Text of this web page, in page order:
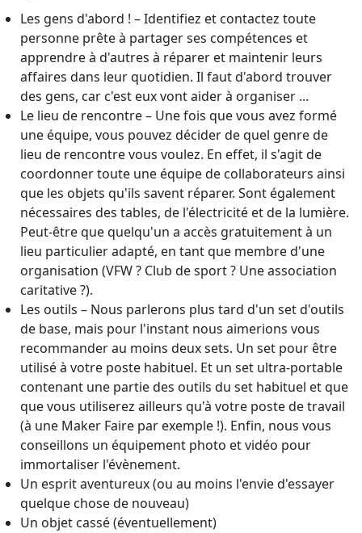
Les gens d'abord ! – Identifiez et contactez toute
personne prête à partager ses compétences et
apprendre à d'autres à réparer et maintenir leurs
affaires dans leur quotidien. Il faut d'abord trouver
des gens, car c'est eux vont aider à organiser ...
Le lieu de rencontre – Une fois que vous avez formé
une équipe, vous pouvez décider de quel genre de
lieu de rencontre vous voulez. En effet, il s'agit de
coordonner toute une équipe de collaborateurs ainsi
que les objets qu'ils savent réparer. Sont également
nécessaires des tables, de l'électricité et de la lumière.
Peut-être que quelqu'un a accès gratuitement à un
lieu particulier adapté, en tant que membre d'une
organisation (VFW ? Club de sport ? Une association
caritative ?).
Les outils – Nous parlerons plus tard d'un set d'outils
de base, mais pour l'instant nous aimerions vous
recommander au moins deux sets. Un set pour être
utilisé à votre poste habituel. Et un set ultra-portable
contenant une partie des outils du set habituel et que
que vous utiliserez ailleurs qu'à votre poste de travail
(à une Maker Faire par exemple !). Enfin, nous vous
conseillons un équipement photo et vidéo pour
immortaliser l'évènement.
Un esprit aventureux (ou au moins l'envie d'essayer
quelque chose de nouveau)
Un objet cassé (éventuellement)